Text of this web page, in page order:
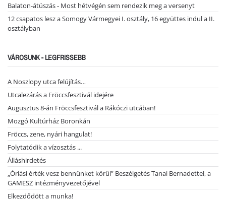
Balaton-átúszás - Most hétvégén sem rendezik meg a versenyt
12 csapatos lesz a Somogy Vármegyei I. osztály, 16 együttes indul a II.
osztályban
VÁROSUNK - LEGFRISSEBB
A Noszlopy utca felújítás…
Utcalezárás a Fröccsfesztivál idejére
Augusztus 8-án Fröccsfesztivál a Rákóczi utcában!
Mozgó Kultúrház Boronkán
Fröccs, zene, nyári hangulat!
Folytatódik a vízosztás ...
Álláshirdetés
„Óriási érték vesz bennünket körül” Beszélgetés Tanai Bernadettel, a
GAMESZ intézményvezetőjével
Elkezdődött a munka!